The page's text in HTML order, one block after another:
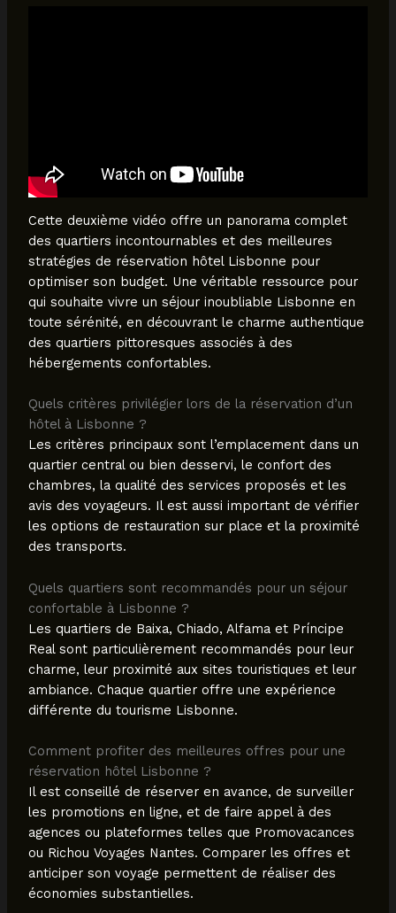
Cette deuxième vidéo offre un panorama complet
des quartiers incontournables et des meilleures
stratégies de réservation hôtel Lisbonne pour
optimiser son budget. Une véritable ressource pour
qui souhaite vivre un séjour inoubliable Lisbonne en
toute sérénité, en découvrant le charme authentique
des quartiers pittoresques associés à des
hébergements confortables.
Quels critères privilégier lors de la réservation d’un
hôtel à Lisbonne ?
Les critères principaux sont l’emplacement dans un
quartier central ou bien desservi, le confort des
chambres, la qualité des services proposés et les
avis des voyageurs. Il est aussi important de vérifier
les options de restauration sur place et la proximité
des transports.
Quels quartiers sont recommandés pour un séjour
confortable à Lisbonne ?
Les quartiers de Baixa, Chiado, Alfama et Príncipe
Real sont particulièrement recommandés pour leur
charme, leur proximité aux sites touristiques et leur
ambiance. Chaque quartier offre une expérience
différente du tourisme Lisbonne.
Comment profiter des meilleures offres pour une
réservation hôtel Lisbonne ?
Il est conseillé de réserver en avance, de surveiller
les promotions en ligne, et de faire appel à des
agences ou plateformes telles que Promovacances
ou Richou Voyages Nantes. Comparer les offres et
anticiper son voyage permettent de réaliser des
économies substantielles.